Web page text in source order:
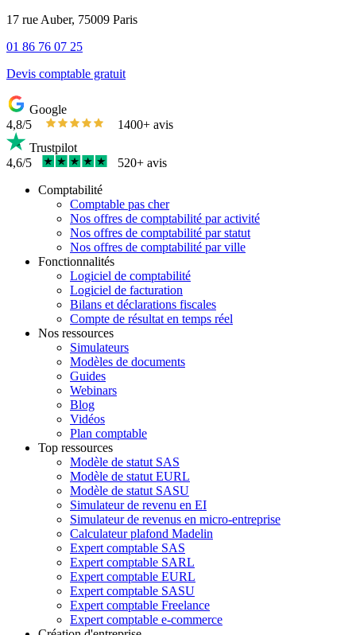
17 rue Auber, 75009 Paris
01 86 76 07 25
Devis comptable gratuit
Google
4,8/5
1400+ avis
Trustpilot
4,6/5
520+ avis
Comptabilité
Comptable pas cher
Nos offres de comptabilité par activité
Nos offres de comptabilité par statut
Nos offres de comptabilité par ville
Fonctionnalités
Logiciel de comptabilité
Logiciel de facturation
Bilans et déclarations fiscales
Compte de résultat en temps réel
Nos ressources
Simulateurs
Modèles de documents
Guides
Webinars
Blog
Vidéos
Plan comptable
Top ressources
Modèle de statut SAS
Modèle de statut EURL
Modèle de statut SASU
Simulateur de revenu en EI
Simulateur de revenus en micro-entreprise
Calculateur plafond Madelin
Expert comptable SAS
Expert comptable SARL
Expert comptable EURL
Expert comptable SASU
Expert comptable Freelance
Expert comptable e-commerce